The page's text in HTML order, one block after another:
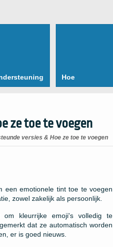
Hoe
ze toe te voegen
versies & Hoe ze toe te voegen
een ​​emotionele tint toe te voegen
zowel zakelijk als persoonlijk.
om kleurrijke emoji's volledig te
dat ze automatisch worden
er is goed nieuws.